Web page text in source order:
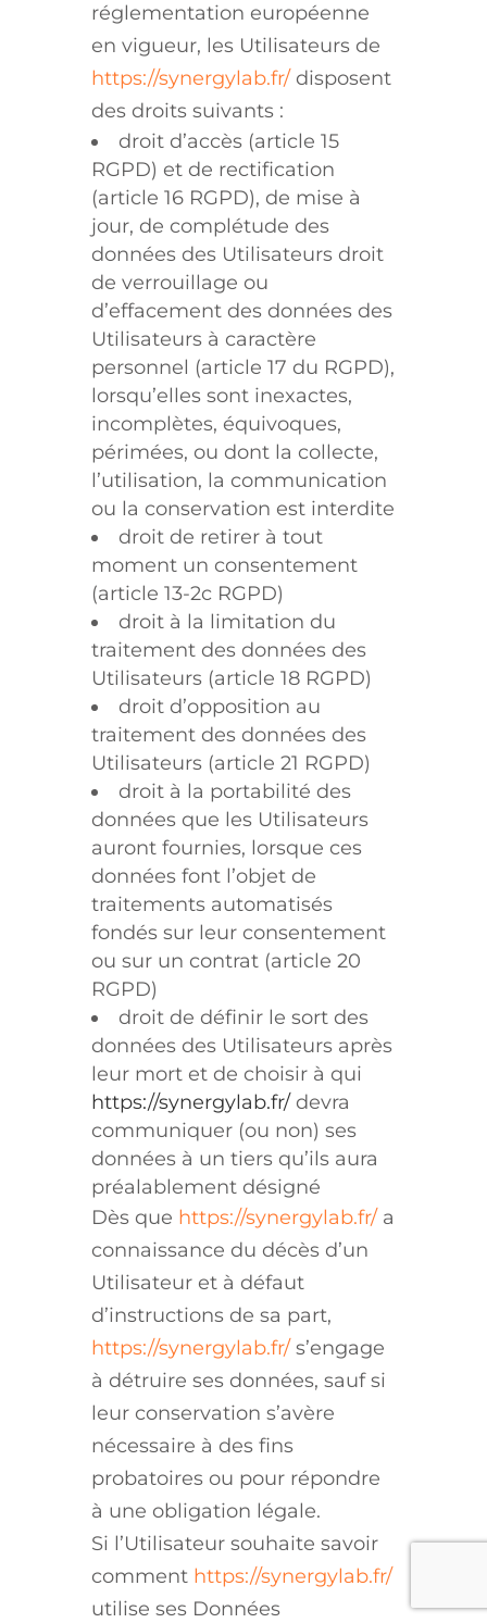
réglementation européenne
en vigueur, les Utilisateurs de
https://synergylab.fr/ disposent
des droits suivants :
droit d’accès (article 15
RGPD) et de rectification
(article 16 RGPD), de mise à
jour, de complétude des
données des Utilisateurs droit
de verrouillage ou
d’effacement des données des
Utilisateurs à caractère
personnel (article 17 du RGPD),
lorsqu’elles sont inexactes,
incomplètes, équivoques,
périmées, ou dont la collecte,
l’utilisation, la communication
ou la conservation est interdite
droit de retirer à tout
moment un consentement
(article 13-2c RGPD)
droit à la limitation du
traitement des données des
Utilisateurs (article 18 RGPD)
droit d’opposition au
traitement des données des
Utilisateurs (article 21 RGPD)
droit à la portabilité des
données que les Utilisateurs
auront fournies, lorsque ces
données font l’objet de
traitements automatisés
fondés sur leur consentement
ou sur un contrat (article 20
RGPD)
droit de définir le sort des
données des Utilisateurs après
leur mort et de choisir à qui
https://synergylab.fr/ devra
communiquer (ou non) ses
données à un tiers qu’ils aura
préalablement désigné
Dès que https://synergylab.fr/ a
connaissance du décès d’un
Utilisateur et à défaut
d’instructions de sa part,
https://synergylab.fr/ s’engage
à détruire ses données, sauf si
leur conservation s’avère
nécessaire à des fins
probatoires ou pour répondre
à une obligation légale.
Si l’Utilisateur souhaite savoir
comment https://synergylab.fr/
utilise ses Données